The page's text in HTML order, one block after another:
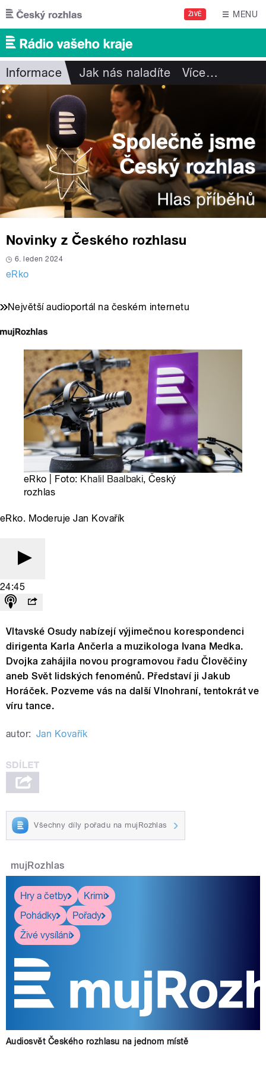
Přejít k hlavnímu obsahu
ŽIVĚ MENU
Informace Jak nás naladíte Více…
Novinky z Českého rozhlasu
6. leden 2024
eRko
Největší audioportál na českém internetu
eRko | Foto: Khalil Baalbaki, Český
rozhlas
eRko. Moderuje Jan Kovařík
24:45
Vltavské Osudy nabízejí výjimečnou korespondenci
dirigenta Karla Ančerla a muzikologa Ivana Medka.
Dvojka zahájila novou programovou řadu Člověčiny
aneb Svět lidských fenoménů. Představí ji Jakub
Horáček. Pozveme vás na další Vlnohraní, tentokrát ve
víru tance.
autor: Jan Kovařík
Všechny díly pořadu na mujRozhlas
mujRozhlas
Hry a četby
Krimi
Pohádky
Pořady
Živé vysílání
Audiosvět Českého rozhlasu na jednom místě